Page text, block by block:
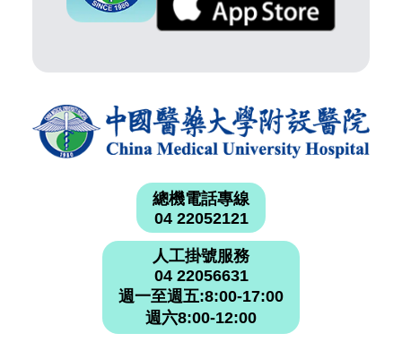
總機電話專線
04 22052121
人工掛號服務
04 22056631
週一至週五:8:00-17:00
週六8:00-12:00